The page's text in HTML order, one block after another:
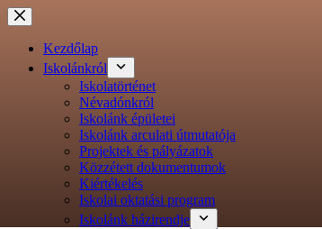
Ugrás
a
tartalomraKezdőlap
Iskolánkról
Iskolatörténet
Névadónkról
Iskolánk épületei
Iskolánk arculati útmutatója
Projektek és pályázatok
Közzétett dokumentumok
Kiértékelés
Iskolai oktatási program
Iskolánk házirendje